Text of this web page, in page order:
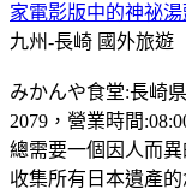
家電影版中的神祕湯
九州-長崎 國外旅遊
みかんや食堂:長崎
2079，營業時間
總需要一個因人而
收集所有日本遺產